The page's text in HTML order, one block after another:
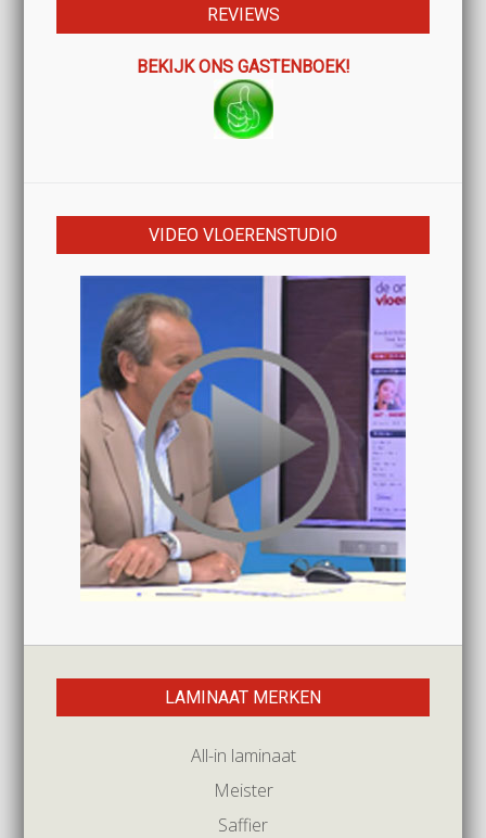
REVIEWS
BEKIJK ONS GASTENBOEK!
VIDEO VLOERENSTUDIO
LAMINAAT MERKEN
All-in laminaat
Meister
Saffier